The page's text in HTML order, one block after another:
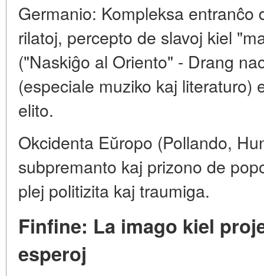
Germanio: Kompleksa entranĉo
rilatoj, percepto de slavoj kiel
("Naskiĝo al Oriento" - Drang
(especiale muziko kaj literaturo)
elito.
Okcidenta Eŭropo (Pollando,
subpremanto kaj prizono de
plej politizita kaj traumiga.
Finfine: La imago kiel
esperoj